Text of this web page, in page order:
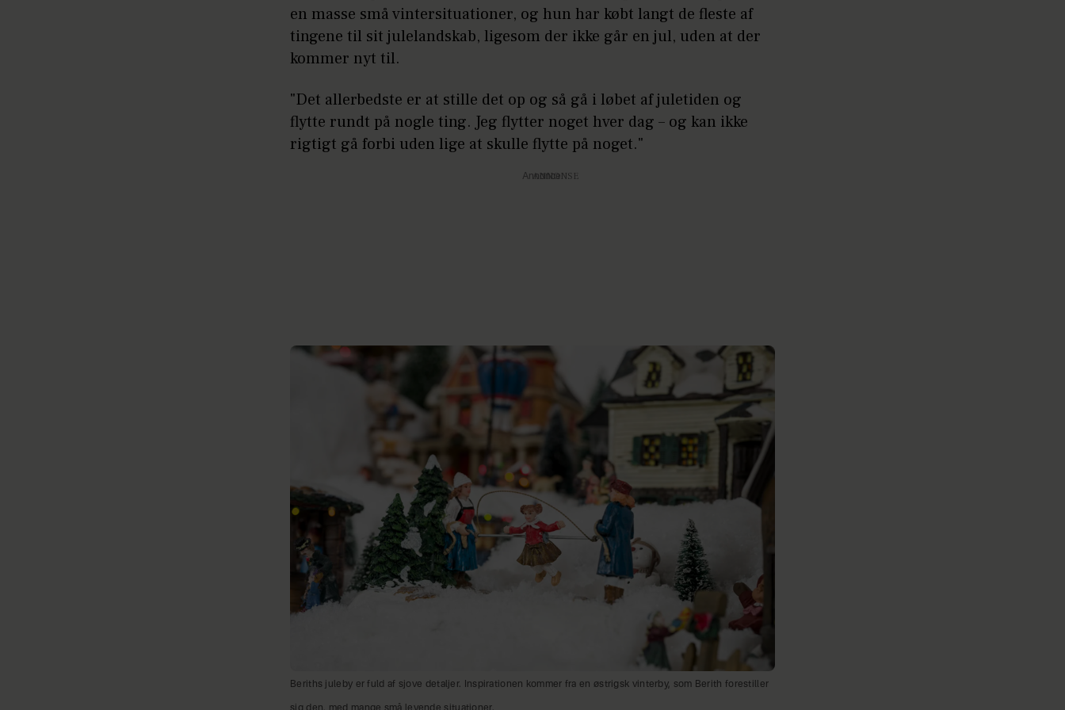
en masse små vintersituationer, og hun har købt langt de fleste af
tingene til sit julelandskab, ligesom der ikke går en jul, uden at der
kommer nyt til.
"Det allerbedste er at stille det op og så gå i løbet af juletiden og
flytte rundt på nogle ting. Jeg flytter noget hver dag – og kan ikke
rigtigt gå forbi uden lige at skulle flytte på noget."
Annonce
Beriths juleby er fuld af sjove detaljer. Inspirationen kommer fra en østrigsk vinterby, som Berith forestiller